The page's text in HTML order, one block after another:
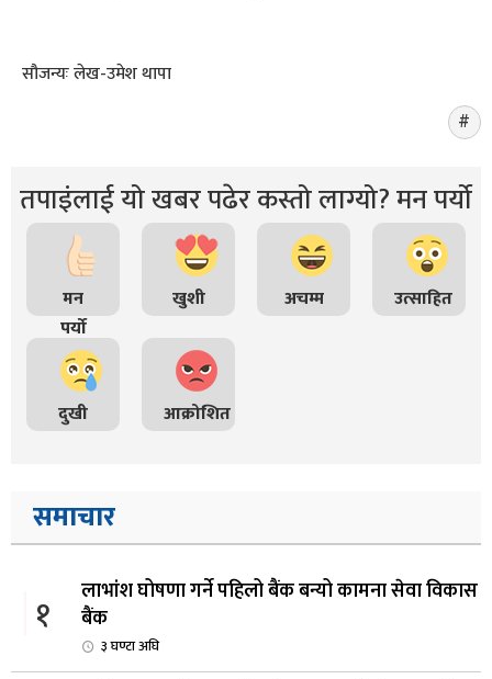
सौजन्यः लेख-उमेश थापा
तपाइंलाई यो खबर पढेर कस्तो लाग्यो? मन पर्यो
मन
पर्यो
खुशी अचम्म उत्साहित
दुखी आक्रोशित
समाचार
१
लाभांश घोषणा गर्ने पहिलो बैंक बन्यो कामना सेवा विकास
बैंक
३ घण्टा अघि